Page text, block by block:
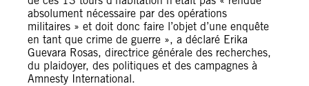
absolument nécessaire par des opérations
militaires » et doit donc faire l’objet d’une enquête
en tant que crime de guerre », a déclaré Erika
Guevara Rosas, directrice générale des recherches,
du plaidoyer, des politiques et des campagnes à
Amnesty International.